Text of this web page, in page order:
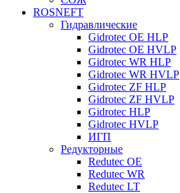
ROSNEFT
Гидравлические
Gidrotec OE HLP
Gidrotec OE HVLP
Gidrotec WR HLP
Gidrotec WR HVLP
Gidrotec ZF HLP
Gidrotec ZF HVLP
Gidrotec HLP
Gidrotec HVLP
ИГП
Редукторные
Redutec OE
Redutec WR
Redutec LT